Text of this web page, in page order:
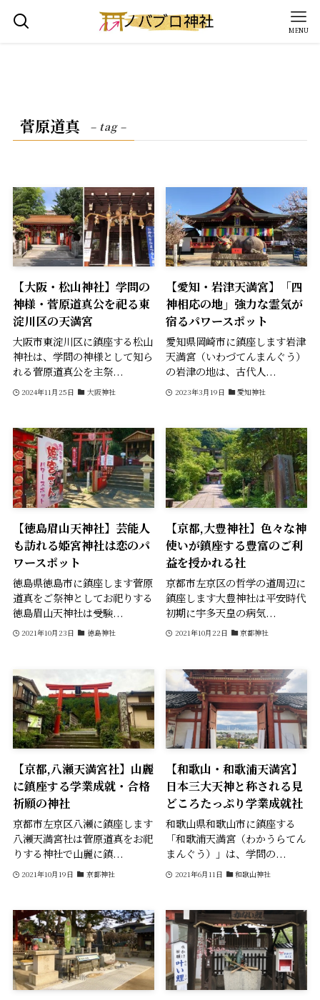
MENU
菅原道真 – tag –
【大阪・松山神社】学問の
神様・菅原道真公を祀る東
淀川区の天満宮
大阪市東淀川区に鎮座する松山
神社は、学問の神様として知ら
れる菅原道真公を主祭...
2024年11月25日 大阪神社
【愛知・岩津天満宮】「四
神相応の地」強力な霊気が
宿るパワースポット
愛知県岡崎市に鎮座します岩津
天満宮（いわづてんまんぐう）
の岩津の地は、古代人...
2023年3月19日 愛知神社
【徳島眉山天神社】芸能人
も訪れる姫宮神社は恋のパ
ワースポット
徳島県徳島市に鎮座します菅原
道真をご祭神としてお祀りする
徳島眉山天神社は受験...
2021年10月23日 徳島神社
【京都,大豊神社】色々な神
使いが鎮座する豊富のご利
益を授かれる社
京都市左京区の哲学の道周辺に
鎮座します大豊神社は平安時代
初期に宇多天皇の病気...
2021年10月22日 京都神社
【京都,八瀬天満宮社】山麗
に鎮座する学業成就・合格
祈願の神社
京都市左京区八瀬に鎮座します
八瀬天満宮社は菅原道真をお祀
りする神社で山麗に鎮...
2021年10月19日 京都神社
【和歌山・和歌浦天満宮】
日本三大天神と称される見
どころたっぷり学業成就社
和歌山県和歌山市に鎮座する
「和歌浦天満宮（わかうらてん
まんぐう）」は、学問の...
2021年6月11日 和歌山神社